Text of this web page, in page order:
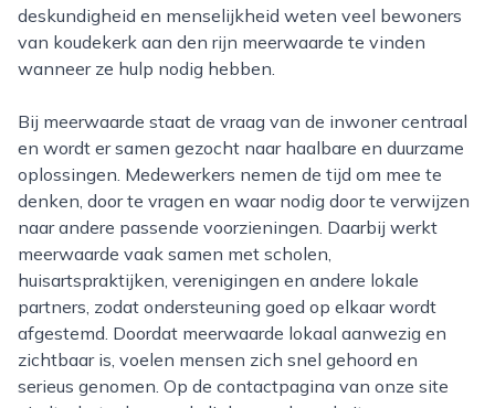
deskundigheid en menselijkheid weten veel bewoners
van koudekerk aan den rijn meerwaarde te vinden
wanneer ze hulp nodig hebben.
Bij meerwaarde staat de vraag van de inwoner centraal
en wordt er samen gezocht naar haalbare en duurzame
oplossingen. Medewerkers nemen de tijd om mee te
denken, door te vragen en waar nodig door te verwijzen
naar andere passende voorzieningen. Daarbij werkt
meerwaarde vaak samen met scholen,
huisartspraktijken, verenigingen en andere lokale
partners, zodat ondersteuning goed op elkaar wordt
afgestemd. Doordat meerwaarde lokaal aanwezig en
zichtbaar is, voelen mensen zich snel gehoord en
serieus genomen. Op de contactpagina van onze site